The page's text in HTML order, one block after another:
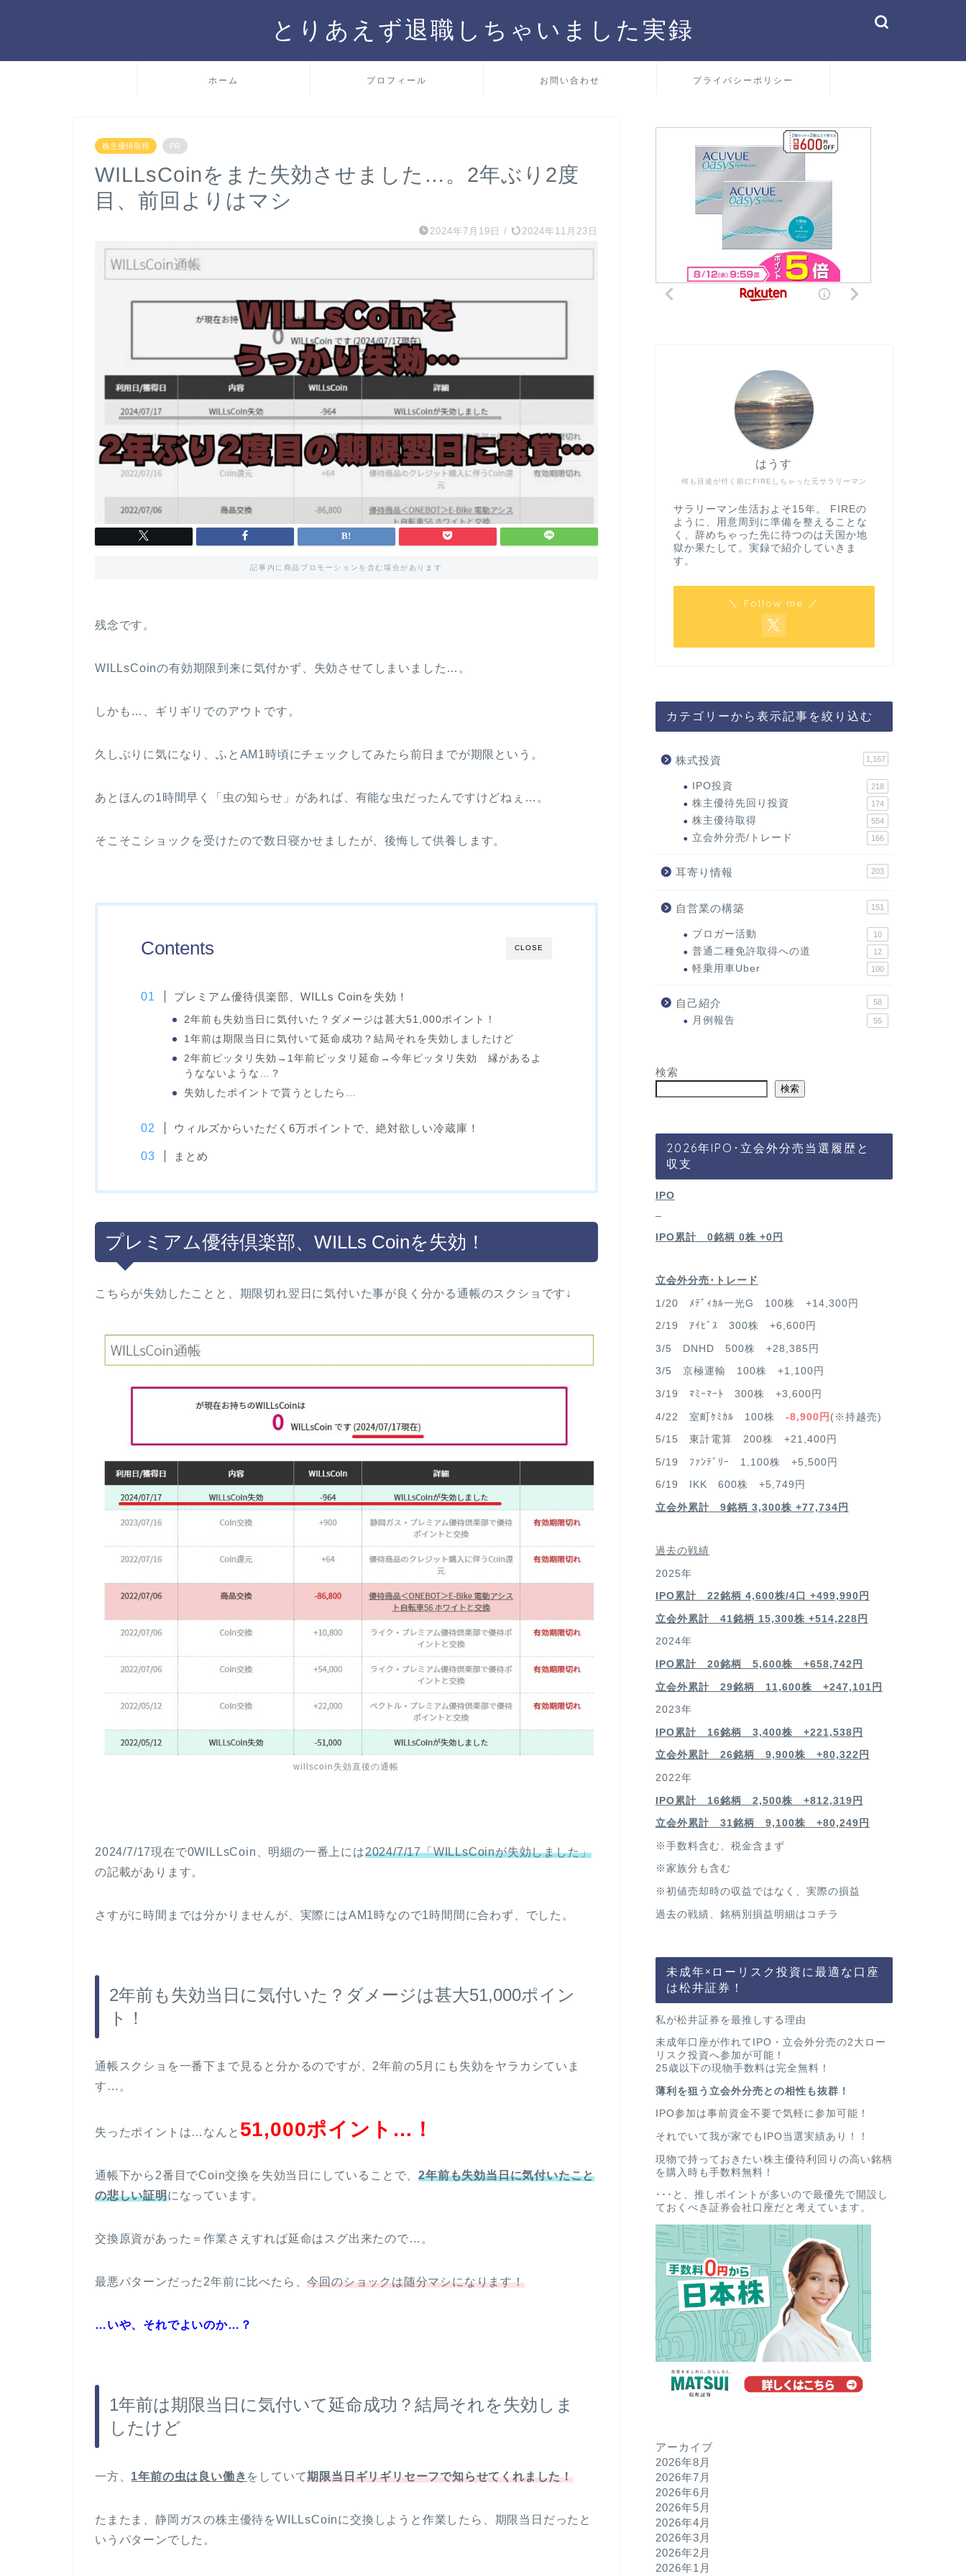
とりあえず退職しちゃいました実録
ホーム プロフィール お問い合わせ プライバシーポリシー
株主優待取得 PR
WILLsCoinをまた失効させました…。2年ぶり2度
目、前回よりはマシ
2024年7月19日 / 2024年11月23日
記事内に商品プロモーションを含む場合があります
残念です。
WILLsCoinの有効期限到来に気付かず、失効させてしまいました…。
しかも…、ギリギリでのアウトです。
久しぶりに気になり、ふとAM1時頃にチェックしてみたら前日までが期限という。
あとほんの1時間早く「虫の知らせ」があれば、有能な虫だったんですけどねぇ…。
そこそこショックを受けたので数日寝かせましたが、後悔して供養します。
CLOSE
Contents
プレミアム優待倶楽部、WILLs Coinを失効！
2年前も失効当日に気付いた？ダメージは甚大51,000ポイント！
1年前は期限当日に気付いて延命成功？結局それを失効しましたけど
2年前ピッタリ失効→1年前ピッタリ延命→今年ピッタリ失効 縁があるよ
うなないような…？
失効したポイントで貰うとしたら…
ウィルズからいただく6万ポイントで、絶対欲しい冷蔵庫！
まとめ
プレミアム優待倶楽部、WILLs Coinを失効！
こちらが失効したことと、期限切れ翌日に気付いた事が良く分かる通帳のスクショです↓
willscoin失効直後の通帳
2024/7/17現在で0WILLsCoin、明細の一番上には2024/7/17「WILLsCoinが失効しました」
の記載があります。
さすがに時間までは分かりませんが、実際にはAM1時なので1時間間に合わず、でした。
2年前も失効当日に気付いた？ダメージは甚大51,000ポイン
ト！
通帳スクショを一番下まで見ると分かるのですが、2年前の5月にも失効をヤラカシていま
す…。
失ったポイントは…なんと 51,000ポイント…！
通帳下から2番目でCoin交換を失効当日にしていることで、2年前も失効当日に気付いたこと
の悲しい証明になっています。
交換原資があった＝作業さえすれば延命はスグ出来たので…。
最悪パターンだった2年前に比べたら、今回のショックは随分マシになります！
…いや、それでよいのか…？
1年前は期限当日に気付いて延命成功？結局それを失効しま
したけど
一方、 1年前の虫は良い働き をしていて期限当日ギリギリセーフで知らせてくれました！
たまたま、静岡ガスの株主優待をWILLsCoinに交換しようと作業したら、期限当日だったと
いうパターンでした。
何も目途が付く前にFIREしちゃった元サラリーマン
はうす
サラリーマン生活およそ15年。 FIREの
ように、用意周到に準備を整えることな
く、辞めちゃった先に待つのは天国か地
獄か果たして。実録で紹介していきま
す。
＼ Follow me ／
カテゴリーから表示記事を絞り込む
株式投資 1,167
IPO投資 218
株主優待先回り投資 174
株主優待取得 554
立会外分売/トレード 166
耳寄り情報 203
自営業の構築 151
ブロガー活動 10
普通二種免許取得への道 12
軽乗用車Uber 100
自己紹介 58
月例報告 55
検索
検索
2026年IPO･立会外分売当選履歴と
収支
IPO
–
IPO累計 0銘柄 0株 +0円
立会外分売･トレード
1/20 ﾒﾃﾞｨｶﾙ一光G 100株 +14,300円
2/19 ｱｲﾋﾞｽ 300株 +6,600円
3/5 DNHD 500株 +28,385円
3/5 京極運輸 100株 +1,100円
3/19 ﾏﾐｰﾏｰﾄ 300株 +3,600円
4/22 室町ｹﾐｶﾙ 100株 -8,900円 (※持越売)
5/15 東計電算 200株 +21,400円
5/19 ﾌｧﾝﾃﾞﾘｰ 1,100株 +5,500円
6/19 IKK 600株 +5,749円
立会外累計 9銘柄 3,300株 +77,734円
過去の戦績
2025年
IPO累計 22銘柄 4,600株/4口 +499,990円
立会外累計 41銘柄 15,300株 +514,228円
2024年
IPO累計 20銘柄 5,600株 +658,742円
立会外累計 29銘柄 11,600株 +247,101円
2023年
IPO累計 16銘柄 3,400株 +221,538円
立会外累計 26銘柄 9,900株 +80,322円
2022年
IPO累計 16銘柄 2,500株 +812,319円
立会外累計 31銘柄 9,100株 +80,249円
※手数料含む、税金含まず
※家族分も含む
※初値売却時の収益ではなく、実際の損益
過去の戦績、銘柄別損益明細は コチラ
未成年×ローリスク投資に最適な口座
は松井証券！
私が松井証券を最推しする理由
未成年口座が作れてIPO・立会外分売の2大ロー
リスク投資へ参加が可能！
25歳以下の現物手数料は完全無料！
薄利を狙う立会外分売との相性も抜群！
IPO参加は事前資金不要で気軽に参加可能！
それでいて我が家でもIPO当選実績あり！！
現物で持っておきたい株主優待利回りの高い銘柄
を購入時も手数料無料！
･･･と、推しポイントが多いので最優先で開設し
ておくべき証券会社口座だと考えています。
アーカイブ
2026年8月
2026年7月
2026年6月
2026年5月
2026年4月
2026年3月
2026年2月
2026年1月